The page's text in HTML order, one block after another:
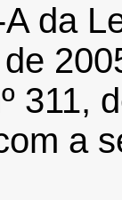
da
311,
a